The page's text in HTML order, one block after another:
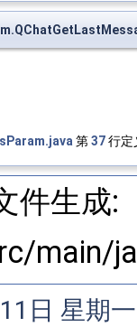
第37行定
件生成:
main/
日 星期